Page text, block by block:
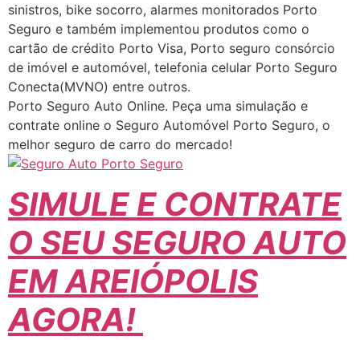
sinistros, bike socorro, alarmes monitorados Porto
Seguro e também implementou produtos como o
cartão de crédito Porto Visa, Porto seguro consórcio
de imóvel e automóvel, telefonia celular Porto Seguro
Conecta(MVNO) entre outros.
Porto Seguro Auto Online. Peça uma simulação e
contrate online o Seguro Automóvel Porto Seguro, o
melhor seguro de carro do mercado!
SIMULE E CONTRATE
O SEU SEGURO AUTO
EM AREIÓPOLIS
AGORA!